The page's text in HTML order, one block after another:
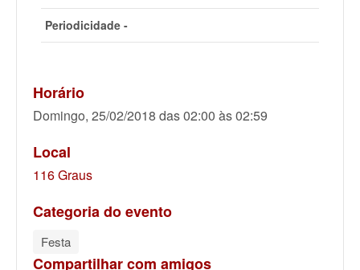
Periodicidade -
Horário
Domingo, 25/02/2018 das 02:00 às 02:59
Local
116 Graus
Categoria do evento
Festa
Compartilhar com amigos